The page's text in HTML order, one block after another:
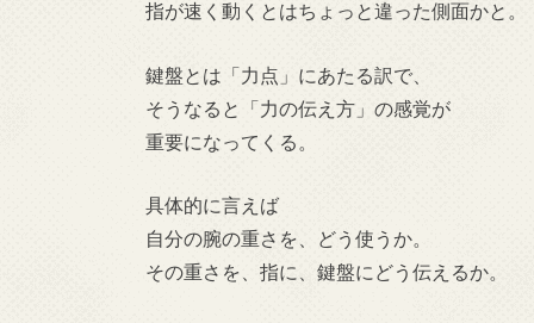
指が速く動くとはちょっと違った側面かと。
鍵盤とは「力点」にあたる訳で、
そうなると「力の伝え方」の感覚が
重要になってくる。
具体的に言えば
自分の腕の重さを、どう使うか。
その重さを、指に、鍵盤にどう伝えるか。